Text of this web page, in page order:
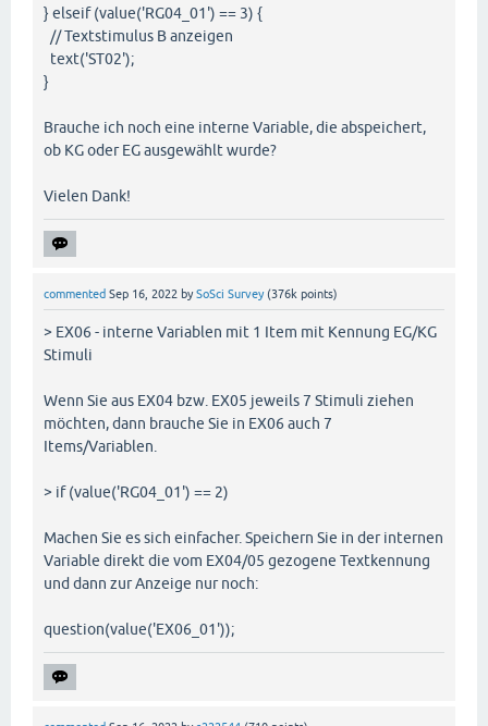
} elseif (value('RG04_01') == 3) {
// Textstimulus B anzeigen
text('ST02');
}
Brauche ich noch eine interne Variable, die abspeichert,
ob KG oder EG ausgewählt wurde?
Vielen Dank!
commented Sep 16, 2022 bySoSci Survey (376k points)
> EX06 - interne Variablen mit 1 Item mit Kennung EG/KG
Stimuli
Wenn Sie aus EX04 bzw. EX05 jeweils 7 Stimuli ziehen
möchten, dann brauche Sie in EX06 auch 7
Items/Variablen.
> if (value('RG04_01') == 2)
Machen Sie es sich einfacher. Speichern Sie in der internen
Variable direkt die vom EX04/05 gezogene Textkennung
und dann zur Anzeige nur noch:
question(value('EX06_01'));